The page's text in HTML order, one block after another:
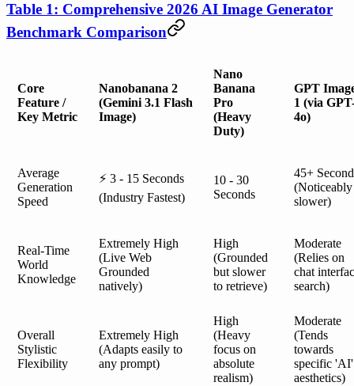
Table 1: Comprehensive 2026 AI Image Generator
Benchmark Comparison
Core
Feature /
Key Metric
Nanobanana 2
(Gemini 3.1 Flash
Image)
Nano
Banana
Pro
(Heavy
Duty)
GPT
1 (via
4o)
Average
Generation
Speed
⚡ 3 - 15 Seconds
(Industry Fastest)
10 - 30
Seconds
45+
(Noticeably
slower)
Real-Time
World
Knowledge
Extremely High
(Live Web
Grounded
natively)
High
(Grounded
but slower
to retrieve)
Moderate
(Relies on
chat
search)
Overall
Stylistic
Flexibility
Extremely High
(Adapts easily to
any prompt)
High
(Heavy
focus on
absolute
realism)
Moderate
(Tends
towards
specific 'AI'
aesthetics)